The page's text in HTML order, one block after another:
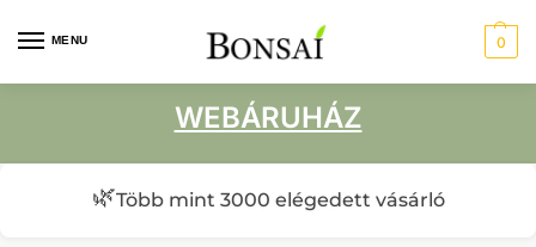
MENU 0
WEBÁRUHÁZ
🌿Több mint 3000 elégedett vásárló